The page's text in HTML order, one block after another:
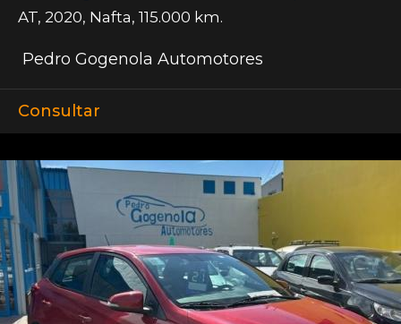
AT, 2020, Nafta, 115.000 km.
Pedro Gogenola Automotores
Consultar